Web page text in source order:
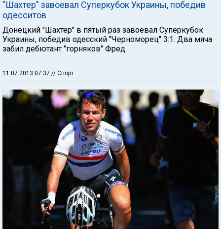
"Шахтер" завоевал Суперкубок Украины, победив
одесситов
Донецкий "Шахтер" в пятый раз завоевал Суперкубок
Украины, победив одесский "Черноморец" 3:1. Два мяча
забил дебютант "горняков" Фред.
11.07.2013 07:37 // Спорт